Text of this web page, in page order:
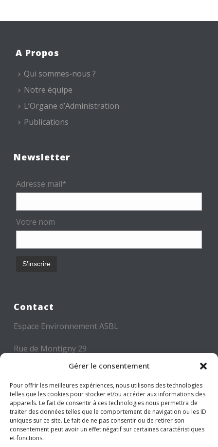
Gérer le consentement
Pour offrir les meilleures expériences, nous utilisons des technologies
telles que les cookies pour stocker et/ou accéder aux informations des
appareils. Le fait de consentir à ces technologies nous permettra de
traiter des données telles que le comportement de navigation ou les ID
uniques sur ce site. Le fait de ne pas consentir ou de retirer son
consentement peut avoir un effet négatif sur certaines caractéristiques
et fonctions.
A Propos
Qui sommes-nous ?
Notre équipe
L’Organe d’Administration
Publications
Newsletter
Adresse mail*
Votre nom
Contact
Espace Environnement ASBL
Rue de Montigny 29
6000 CHARLEROI
Tél: +32 71 300 300
Mail: info@espace-environnement.be
TVA BE 0416.116.340